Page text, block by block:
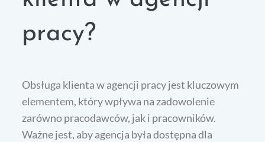
pracy?
Obsługa klienta w agencji pracy jest kluczowym
elementem, który wpływa na zadowolenie
zarówno pracodawców, jak i pracowników.
Ważne jest, aby agencja była dostępna dla